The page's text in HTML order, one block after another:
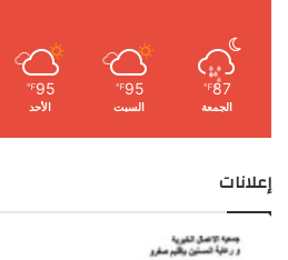
87
℉
الجمعة
95
℉
السبت
95
℉
الأحد
إعلانات